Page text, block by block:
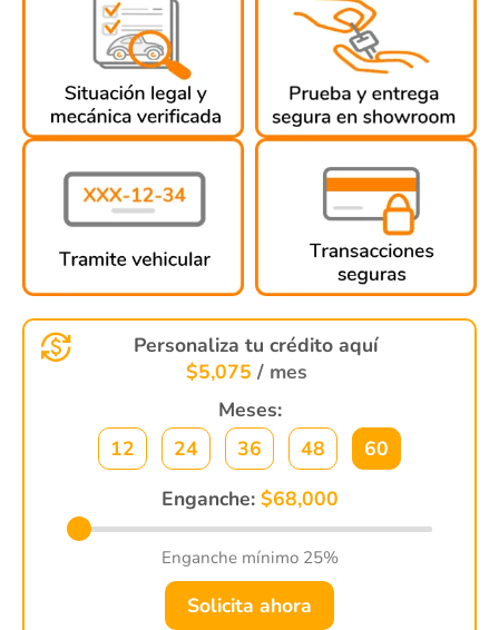
Personaliza tu crédito aquí
$5,075 / mes
Meses:
12
24 36 48
60
Enganche: $68,000
Enganche mínimo 25%
Solicita ahora